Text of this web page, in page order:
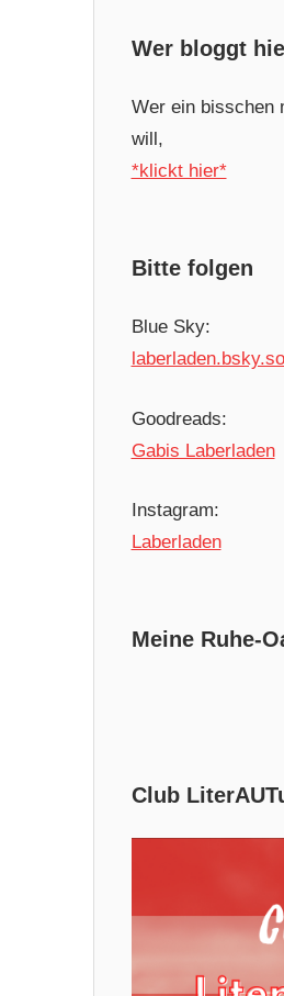
Wer bloggt
Wer ein bisschen
will,
*klickt hier*
Bitte folgen
Blue Sky:
Goodreads:
Gabis Laberladen
Instagram:
Laberladen
Meine Ruhe-
Club